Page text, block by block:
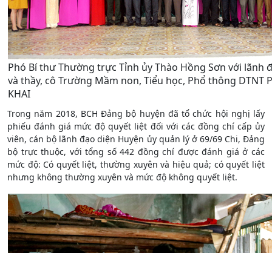
Phó Bí thư Thường trực Tỉnh ủy Thào Hồng Sơn với lãnh
và thầy, cô Trường Mầm non, Tiểu học, Phổ thông DTNT
KHAI
Trong năm 2018, BCH Đảng bộ huyện đã tổ chức hội nghị lấy
phiếu đánh giá mức độ quyết liệt đối với các đồng chí cấp ủy
viên, cán bộ lãnh đạo diện Huyện ủy quản lý ở 69/69 Chi, Đảng
bộ trực thuộc, với tổng số 442 đồng chí được đánh giá ở các
mức độ: Có quyết liệt, thường xuyên và hiệu quả; có quyết liệt
nhưng không thường xuyên và mức độ không quyết liệt.